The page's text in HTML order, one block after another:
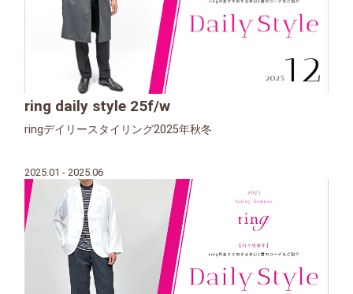
ring daily style 25f/w
ringデイリースタイリング2025年秋冬
2025.01 - 2025.06